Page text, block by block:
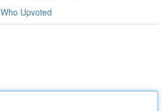
Who Upvoted